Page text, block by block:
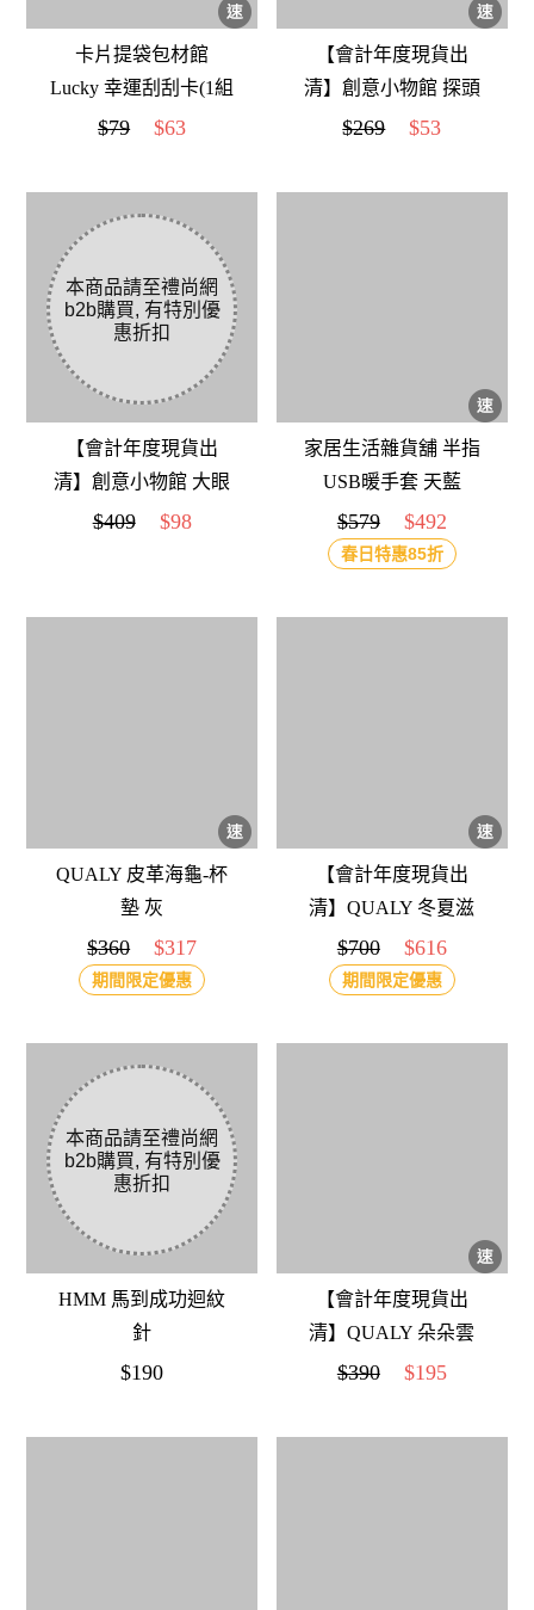
卡片提袋包材館
Lucky 幸運刮刮卡(1組
20入) 柿柿如意
$79 $63
【會計年度現貨出
清】創意小物館 探頭
小動物三卡位證件套
$269 $53
【會計年度現貨出
清】創意小物館 大眼
娃娃毛毛蟲護頸枕 大
$409 $98
家居生活雜貨舖 半指
USB暖手套 天藍
$579 $492
春日特惠85折
QUALY 皮革海龜-杯
墊 灰
$360 $317
期間限定優惠
【會計年度現貨出
清】QUALY 冬夏滋
味 調味罐
$700 $616
期間限定優惠
HMM 馬到成功迴紋
針
$190
【會計年度現貨出
清】QUALY 朵朵雲
兒攪拌棒 藍粉
$390 $195